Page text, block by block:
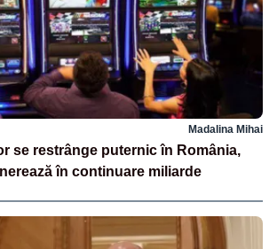
Madalina Mihai
se restrânge puternic în România,
în continuare miliarde